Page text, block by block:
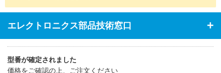
エレクトロニクス部品技術窓口
型番が確定されました
価格をご確認の上、ご注文ください